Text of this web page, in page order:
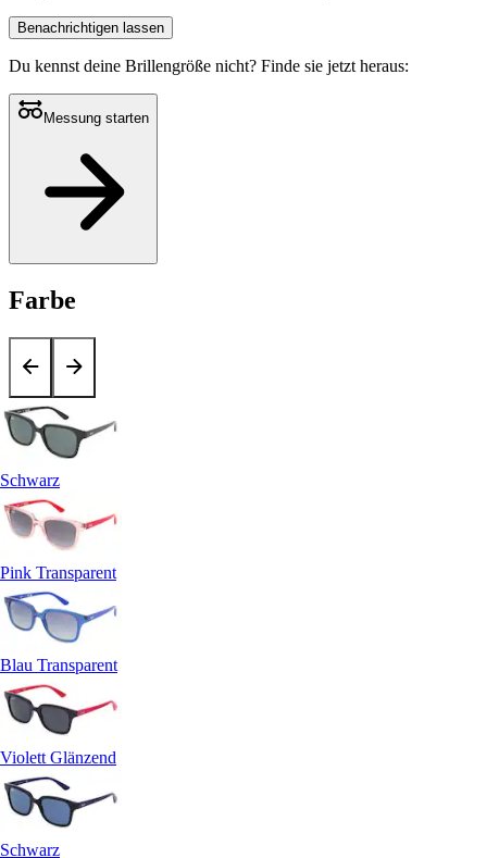
Benachrichtigen lassen
Du kennst deine Brillengröße nicht? Finde sie jetzt heraus:
Messung starten
Farbe
Schwarz
Pink Transparent
Blau Transparent
Violett Glänzend
Schwarz